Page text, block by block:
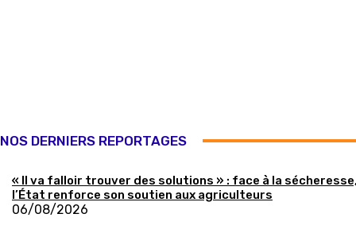
NOS DERNIERS REPORTAGES
« Il va falloir trouver des solutions » : face à la
l’État renforce son soutien aux agriculteurs
06/08/2026